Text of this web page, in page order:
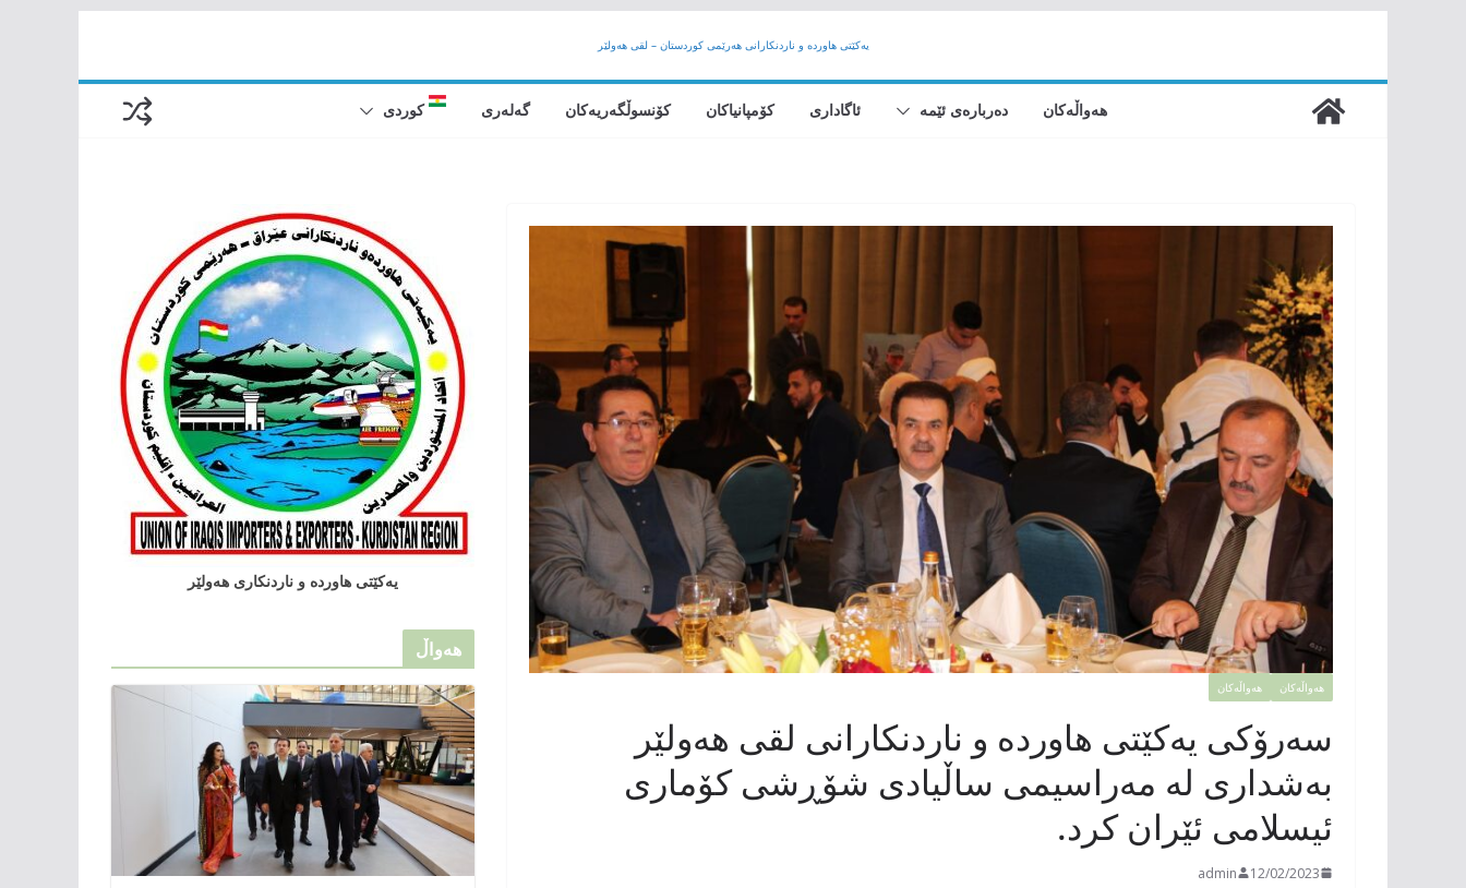
content
یەکێتی هاوردە و ناردنکارانی هەرێمى کوردستان – لقی هەولێر
هەواڵەکان دەربارەی ئێمە ئاگاداری کۆمپانیاکان کۆنسوڵگەریەکان گەلەری کوردی
هەواڵەکان هەواڵەکان
سەرۆکی یەکێتی هاوردە و ناردنکارانی لقی هەولێر
بەشداری لە مەراسیمی ساڵیادی شۆڕشی كۆماری
ئیسلامی ئێران کرد.
12/02/2023
admin
یەکێتی هاوردە و ناردنکاری هەولێر
هەواڵ